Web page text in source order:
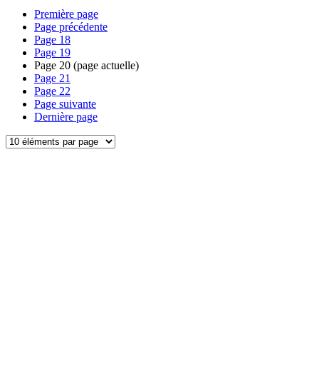
Première page
Page précédente
Page 18
Page 19
Page 20 (page actuelle)
Page 21
Page 22
Page suivante
Dernière page